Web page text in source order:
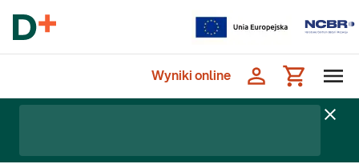
Wyniki online